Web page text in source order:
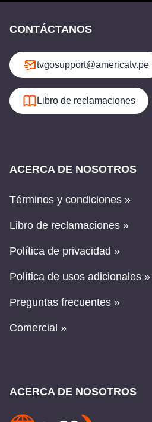
CONTÁCTANOS
tvgosupport@americatv.pe
Libro de reclamaciones
ACERCA DE NOSOTROS
Términos y condiciones »
Libro de reclamaciones »
Política de privacidad »
Política de usos adicionales »
Preguntas frecuentes »
Comercial »
ACERCA DE NOSOTROS